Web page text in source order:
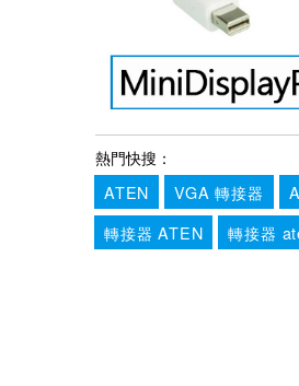
熱門快搜：
ATEN
VGA 轉接器
轉接器 ATEN
轉接器